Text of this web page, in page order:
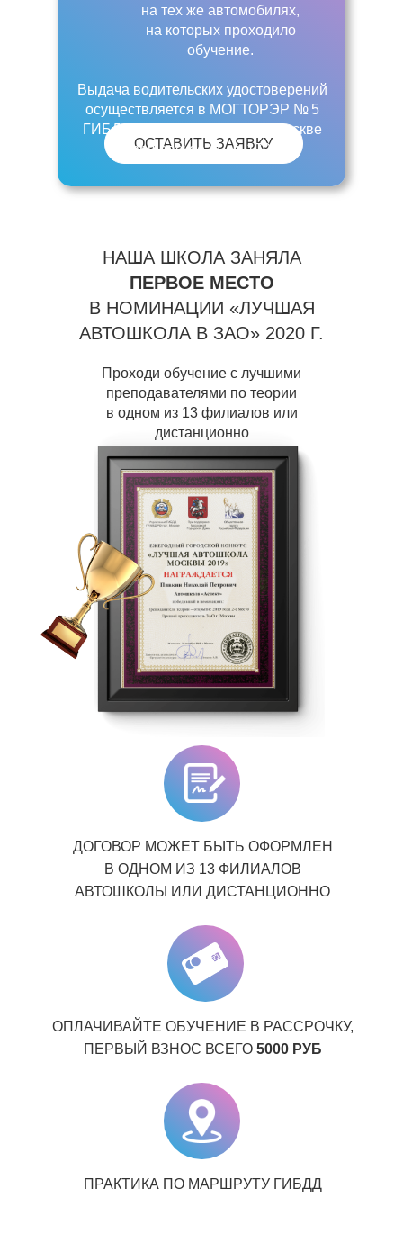
ОСТАВИТЬ ЗАЯВКУ
на тех же автомобилях,
на которых проходило
обучение.
Выдача водительских удостоверений
осуществляется в МОГТОРЭР № 5
ГИБДД ГУ МВД России по г. Москве
(Варшавское ш., д. 170Д).
Проходи обучение с лучшими
преподавателями по теории
в одном из 13 филиалов или
дистанционно
ДОГОВОР МОЖЕТ БЫТЬ ОФОРМЛЕН
В ОДНОМ ИЗ 13 ФИЛИАЛОВ
АВТОШКОЛЫ ИЛИ ДИСТАНЦИОННО
ПРАКТИКА ПО МАРШРУТУ ГИБДД
ОПЛАЧИВАЙТЕ ОБУЧЕНИЕ В РАССРОЧКУ,
ПЕРВЫЙ ВЗНОС ВСЕГО 5000 РУБ
НАША ШКОЛА ЗАНЯЛА
ПЕРВОЕ МЕСТО
В НОМИНАЦИИ «ЛУЧШАЯ
АВТОШКОЛА В ЗАО» 2020 Г.